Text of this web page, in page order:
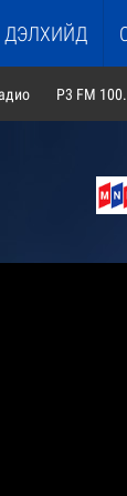
ДЭЛХИЙД
P3 FM